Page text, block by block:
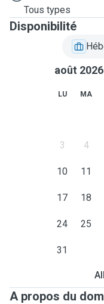
Tous types
Disponibilité
août 2026
LU MA
3 4
10 11
17 18
24 25
31
A propos du